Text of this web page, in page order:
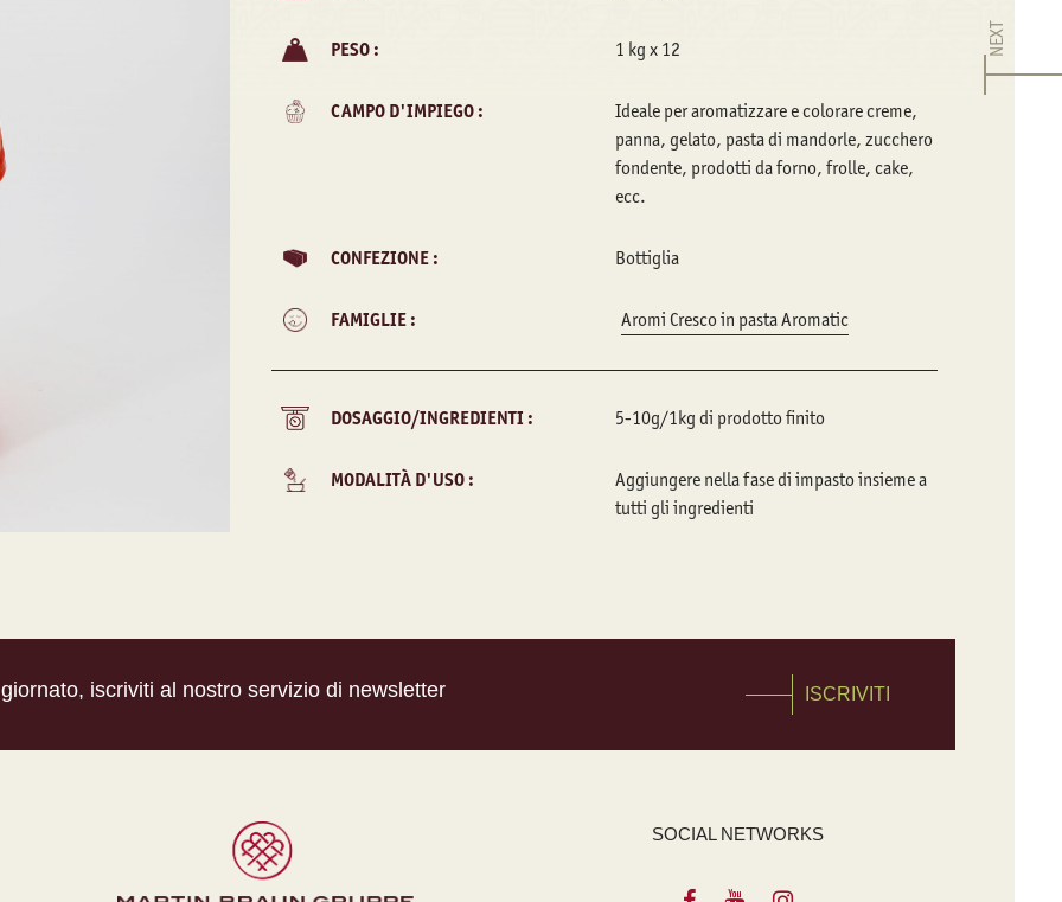
PESO : 1 kg x 12
CAMPO D'IMPIEGO :
Ideale per aromatizzare e colorare creme,
panna, gelato, pasta di mandorle, zucchero
fondente, prodotti da forno, frolle, cake,
ecc.
CONFEZIONE : Bottiglia
FAMIGLIE : Aromi Cresco in pasta Aromatic
DOSAGGIO/INGREDIENTI : 5-10g/1kg di prodotto finito
MODALITÀ D'USO :
Aggiungere nella fase di impasto insieme a
tutti gli ingredienti
NEXT
iscriviti al nostro servizio di newsletter ISCRIVITI
SOCIAL NETWORKS